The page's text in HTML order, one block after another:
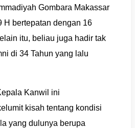
Gombara Makassar
H bertepatan dengan 16
itu, beliau juga hadir tak
di 34 Tahun yang lalu
Kanwil ini
kisah tentang kondisi
yang dulunya berupa